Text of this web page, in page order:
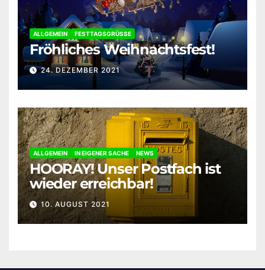
ALLGEMEIN FESTTAGSGRÜSSE
Fröhliches Weihnachtsfest!
24. DEZEMBER 2021
ALLGEMEIN IN EIGENER SACHE NEWS
HOORAY! Unser Postfach ist
wieder erreichbar!
10. AUGUST 2021